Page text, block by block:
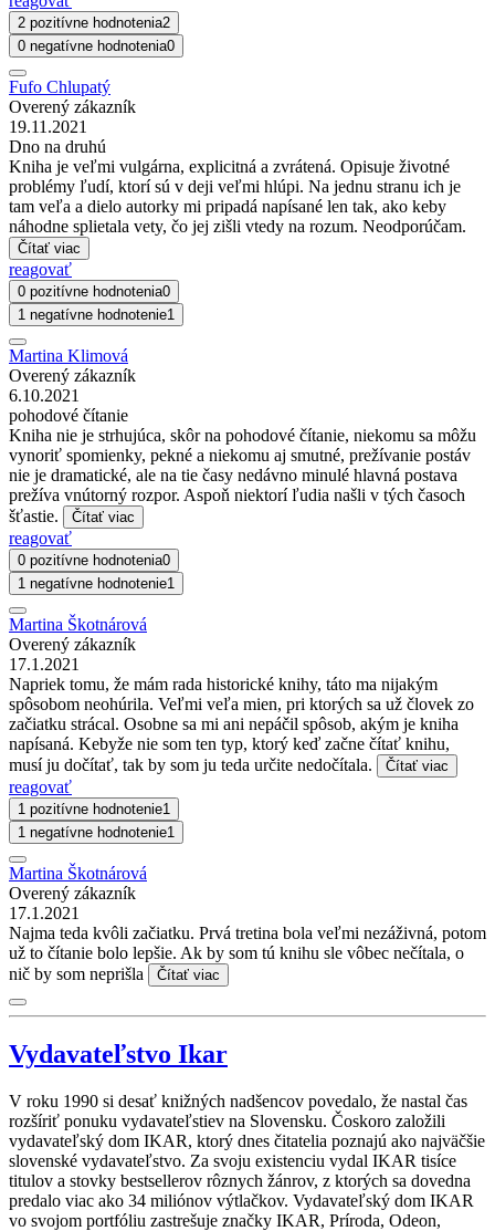
2 pozitívne hodnotenia2
0 negatívne hodnotenia0
Fufo Chlupatý
Overený zákazník
19.11.2021
Dno na druhú
Kniha je veľmi vulgárna, explicitná a zvrátená. Opisuje životné
problémy ľudí, ktorí sú v deji veľmi hlúpi. Na jednu stranu ich je
tam veľa a dielo autorky mi pripadá napísané len tak, ako keby
náhodne splietala vety, čo jej zišli vtedy na rozum. Neodporúčam.
Čítať viac
reagovať
0 pozitívne hodnotenia0
1 negatívne hodnotenie1
Martina Klimová
Overený zákazník
6.10.2021
pohodové čítanie
Kniha nie je strhujúca, skôr na pohodové čítanie, niekomu sa môžu
vynoriť spomienky, pekné a niekomu aj smutné, prežívanie postáv
nie je dramatické, ale na tie časy nedávno minulé hlavná postava
prežíva vnútorný rozpor. Aspoň niektorí ľudia našli v tých časoch
šťastie.
Čítať viac
reagovať
0 pozitívne hodnotenia0
1 negatívne hodnotenie1
Martina Škotnárová
Overený zákazník
17.1.2021
Napriek tomu, že mám rada historické knihy, táto ma nijakým
spôsobom neohúrila. Veľmi veľa mien, pri ktorých sa už človek zo
začiatku strácal. Osobne sa mi ani nepáčil spôsob, akým je kniha
napísaná. Kebyže nie som ten typ, ktorý keď začne čítať knihu,
musí ju dočítať, tak by som ju teda určite nedočítala.
Čítať viac
reagovať
1 pozitívne hodnotenie1
1 negatívne hodnotenie1
Martina Škotnárová
Overený zákazník
17.1.2021
Najma teda kvôli začiatku. Prvá tretina bola veľmi nezáživná, potom
už to čítanie bolo lepšie. Ak by som tú knihu sle vôbec nečítala, o
nič by som neprišla
Čítať viac
Vydavateľstvo Ikar
V roku 1990 si desať knižných nadšencov povedalo, že nastal čas
rozšíriť ponuku vydavateľstiev na Slovensku. Čoskoro založili
vydavateľský dom IKAR, ktorý dnes čitatelia poznajú ako najväčšie
slovenské vydavateľstvo. Za svoju existenciu vydal IKAR tisíce
titulov a stovky bestsellerov rôznych žánrov, z ktorých sa dovedna
predalo viac ako 34 miliónov výtlačkov. Vydavateľský dom IKAR
vo svojom portfóliu zastrešuje značky IKAR, Príroda, Odeon,